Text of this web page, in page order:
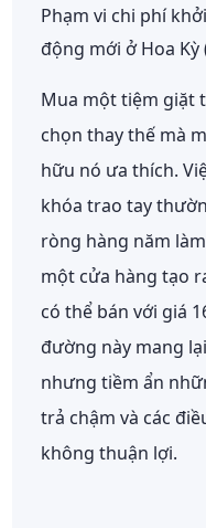
Phạm vi chi phí
động mới ở Hoa
Mua một tiệm giặt
chọn thay thế mà
hữu nó ưa thích.
khóa trao tay
ròng hàng năm
một cửa hàng tạo
có thể bán với giá
đường này mang
nhưng tiềm ẩn
trả chậm và các
không thuận lợi.